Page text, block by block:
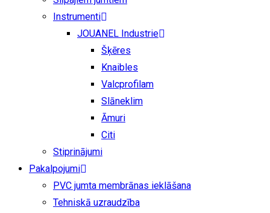
Instrumenti
JOUANEL Industrie
Šķēres
Knaibles
Valcprofilam
Slāneklim
Āmuri
Citi
Stiprinājumi
Pakalpojumi
PVC jumta membrānas ieklāšana
Tehniskā uzraudzība